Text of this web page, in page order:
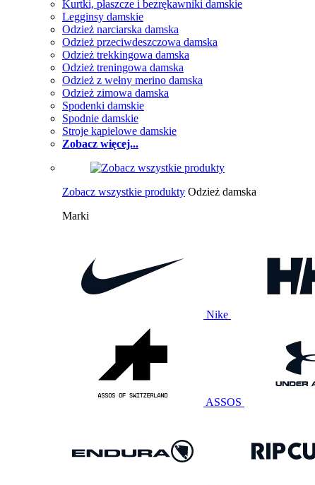
Kurtki, płaszcze i bezrękawniki damskie
Legginsy damskie
Odzież narciarska damska
Odzież przeciwdeszczowa damska
Odzież trekkingowa damska
Odzież treningowa damska
Odzież z wełny merino damska
Odzież zimowa damska
Spodenki damskie
Spodnie damskie
Stroje kąpielowe damskie
Zobacz więcej...
Zobacz wszystkie produkty Odzież damska
Marki
Nike
ASSOS